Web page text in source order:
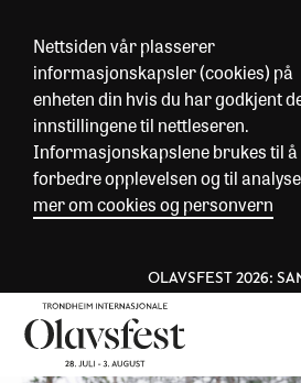
Nettsiden vår plasserer
informasjonskapsler (cookies) på
enheten din hvis du har godkjent
innstillingene til nettleseren.
Informasjonskapslene brukes til å
forbedre opplevelsen og til
mer om cookies og personvern
OLAVSFEST 2026: